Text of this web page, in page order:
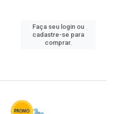
Faça seu login ou
cadastre-se para
comprar.